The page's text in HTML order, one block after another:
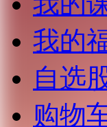
我的
自选
购物